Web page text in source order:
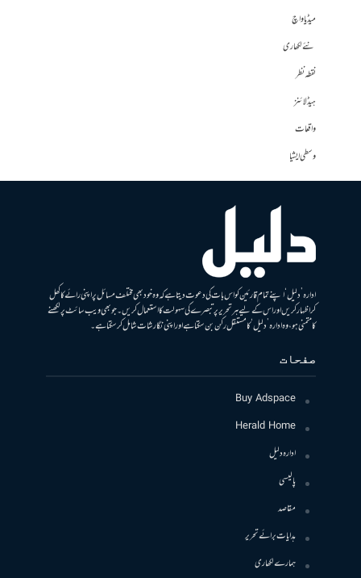
میڈیا واچ
نئے لکھاری
نقطہ نظر
ہیڈلائنز
واقعات
وسطی ایشیا
ادارہ ’دلیل‘ اپنے تمام قارئین کو اس بات کی دعوت دیتا ہے کہ وہ خود بھی مختلف مسائل پر اپنی رائے کا کھل
کر اظہار کریں اور اس کے لیے ہر تحریر پر تبصرے کی سہولت کا استعمال کریں۔ جو بھی ویب سائٹ پر لکھنے
کا متمنی ہو، وہ ادارہ ’دلیل‘ کا مستقل رکن بن سکتا ہے اور اپنی نگارشات شامل کرسکتا ہے۔
صفحات
Buy Adspace
Herald Home
ادارہ دلیل
پالیسی
مقاصد
ہدایات برائے تحریر
ہمارے لکھاری